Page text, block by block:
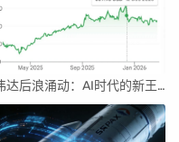
英伟达后浪涌动：AI时代的新王者与隐忧